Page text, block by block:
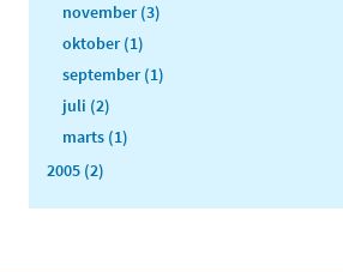
november (3)
oktober (1)
september (1)
juli (2)
marts (1)
2005 (2)